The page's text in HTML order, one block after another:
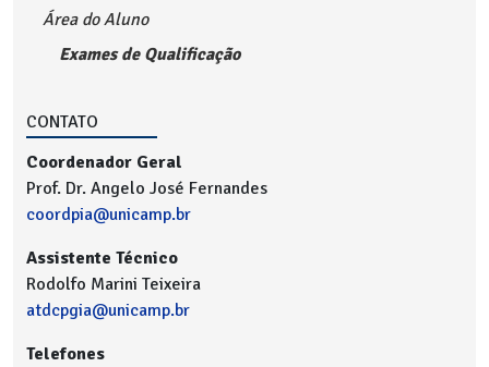
Área do Aluno
Exames de Qualificação
CONTATO
Coordenador Geral
Prof. Dr. Angelo José Fernandes
coordpia@unicamp.br
Assistente Técnico
Rodolfo Marini Teixeira
atdcpgia@unicamp.br
Telefones